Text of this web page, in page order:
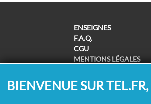
ENSEIGNES
F.A.Q.
CGU
MENTIONS LÉGALES
POLITIQUE DE COOKIES
MODIFIER MES CHOIX
BIENVENUE SUR TEL.FR,